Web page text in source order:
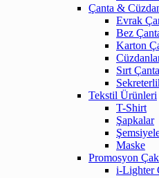
Çanta &
Evrak
Bez
Karton
Sırt
Tekstil Ürünleri
T-Shirt
Şapkalar
Maske
Promosyon
i-Lighter